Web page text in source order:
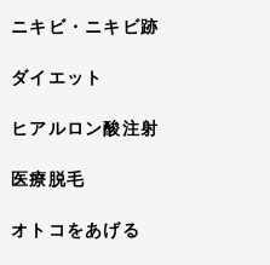
ニキビ・ニキビ跡
ダイエット
ヒアルロン酸注射
医療脱毛
オトコをあげる